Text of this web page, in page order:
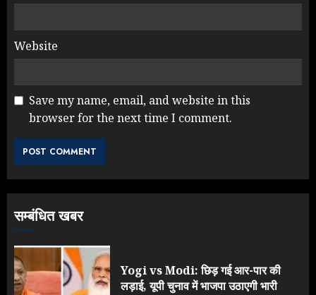
Website
Save my name, email, and website in this
browser for the next time I comment.
सम्बंधित खबर
Yogi vs Modi: छिड़ गई आर-पार की
लड़ाई, यूपी चुनाव में भाजपा उठाएगी भारी
Rahul Gandhi के तीखे वार से बार-बार
4